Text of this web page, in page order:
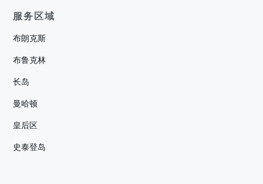
服务区域
布朗克斯
布鲁克林
长岛
曼哈顿
皇后区
史泰登岛